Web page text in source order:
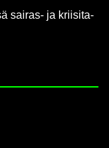
sairas-​ ja krii­si­ta­